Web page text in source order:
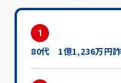
1
80代 1億1,236万円